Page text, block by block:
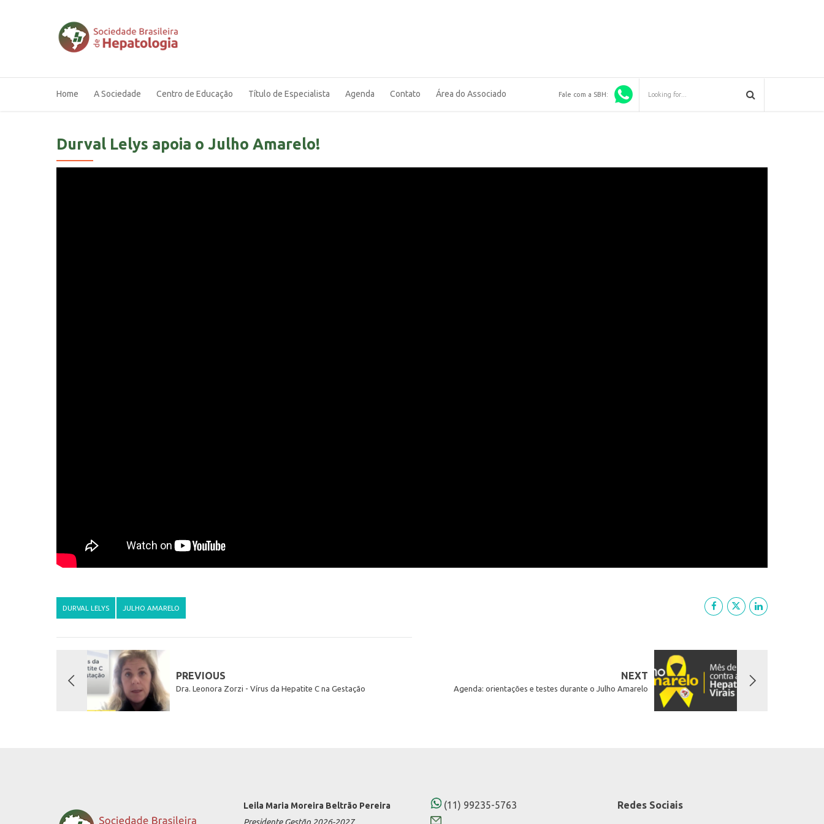
Fale com a SBH:
Home A Sociedade Centro de Educação Título de Especialista Agenda Contato Área do Associado
Durval Lelys apoia o Julho Amarelo!
DURVAL LELYS JULHO AMARELO
PREVIOUS
Dra. Leonora Zorzi - Vírus da Hepatite C na Gestação
NEXT
Agenda: orientações e testes durante o Julho Amarelo
Leila Maria Moreira Beltrão Pereira
Presidente Gestão 2026-2027
(11) 99235-5763 Redes Sociais